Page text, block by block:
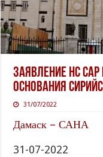
Заявление НС
основания
31/07/2022
Дамаск – САНА
31-07-2022